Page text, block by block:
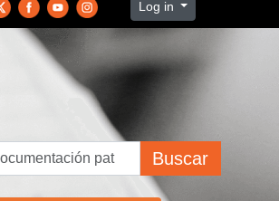
Log in
Buscar